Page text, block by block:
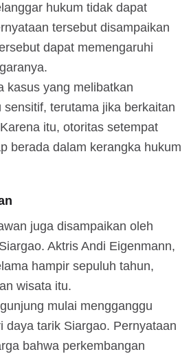
hukum tidak dapat
tersebut disampaikan
dapat memengaruhi
kasus yang melibatkan
terutama jika berkaitan
itu, otoritas setempat
berada dalam kerangka hukum
juga disampaikan oleh
Aktris Andi Eigenmann,
hampir sepuluh tahun,
wisata itu.
mulai mengganggu
daya tarik Siargao. Pernyataan
bahwa perkembangan